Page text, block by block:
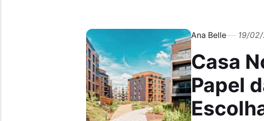
Ana Belle 19/
Casa
Papel